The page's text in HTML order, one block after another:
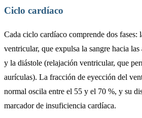
Ciclo cardíaco
Cada ciclo cardíaco comprende dos fases:
ventricular, que expulsa la sangre hacia
y la diástole (relajación ventricular, que
aurículas). La fracción de eyección del
normal oscila entre el 55 y el 70 %, y su
marcador de insuficiencia cardíaca.